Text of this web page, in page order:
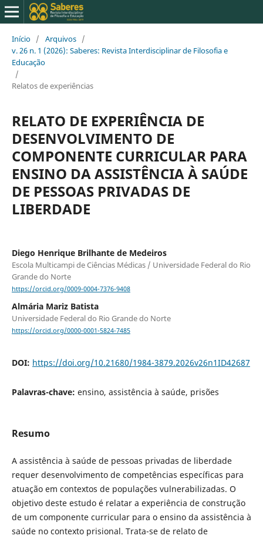
Início / Arquivos /
v. 26 n. 1 (2026): Saberes: Revista Interdisciplinar de Filosofia e
Educação
/
Relatos de experiências
RELATO DE EXPERIÊNCIA DE
DESENVOLVIMENTO DE
COMPONENTE CURRICULAR PARA
ENSINO DA ASSISTÊNCIA À SAÚDE
DE PESSOAS PRIVADAS DE
LIBERDADE
Diego Henrique Brilhante de Medeiros
Escola Multicampi de Ciências Médicas / Universidade Federal do Rio
Grande do Norte
https://orcid.org/0009-0004-7376-9408
Almária Mariz Batista
Universidade Federal do Rio Grande do Norte
https://orcid.org/0000-0001-5824-7485
DOI: https://doi.org/10.21680/1984-3879.2026v26n1ID42687
Palavras-chave: ensino, assistência à saúde, prisões
Resumo
A assistência à saúde de pessoas privadas de liberdade
requer desenvolvimento de competências específicas para
atuação em contextos de populações vulnerabilizadas. O
objetivo deste estudo é relatar a experiência de construção
de um componente curricular para o ensino da assistência à
saúde no contexto prisional. Trata-se de relato de